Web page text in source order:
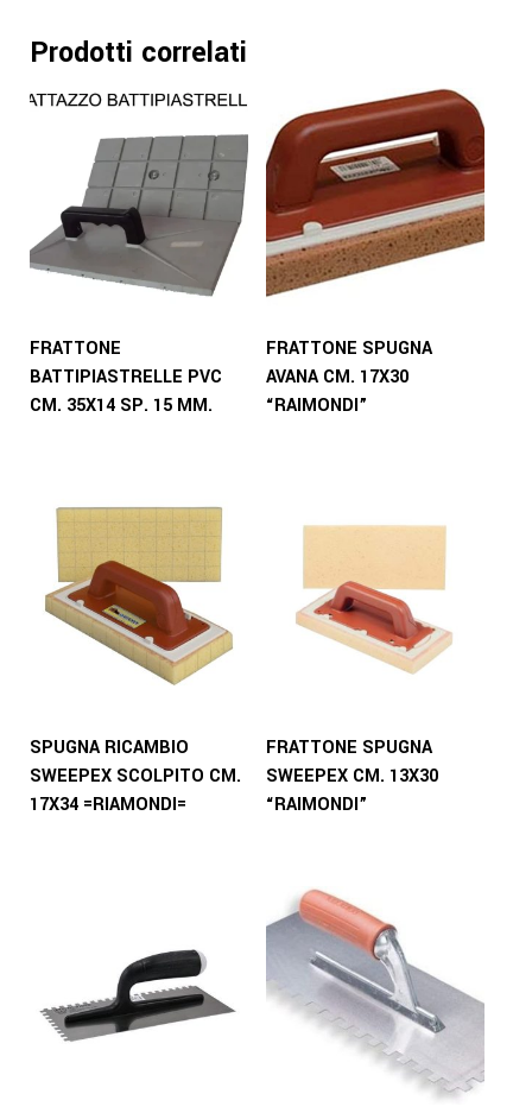
Prodotti correlati
FRATTONE
BATTIPIASTRELLE PVC
CM. 35X14 SP. 15 MM.
FRATTONE SPUGNA
AVANA CM. 17X30
“RAIMONDI”
SPUGNA RICAMBIO
SWEEPEX SCOLPITO CM.
17X34 =RIAMONDI=
FRATTONE SPUGNA
SWEEPEX CM. 13X30
“RAIMONDI”